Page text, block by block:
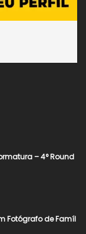
– 4° Round
Fotógrafo de Famíl